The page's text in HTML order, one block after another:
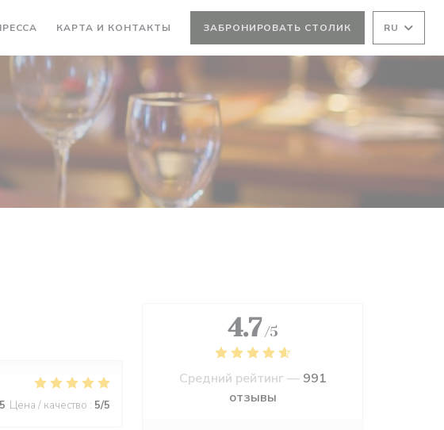
КАРТА И КОНТАКТЫ ЗАБРОНИРОВАТЬ СТОЛИК RU
Цена / качество : 5/5
4.7 /5
Средний рейтинг — 991
отзывы